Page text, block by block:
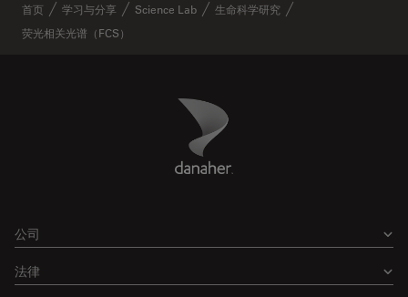
首页 学习与分享 Science Lab
生命科学研究
荧光相关光谱（FCS）
Danaher Logo
公司
法律